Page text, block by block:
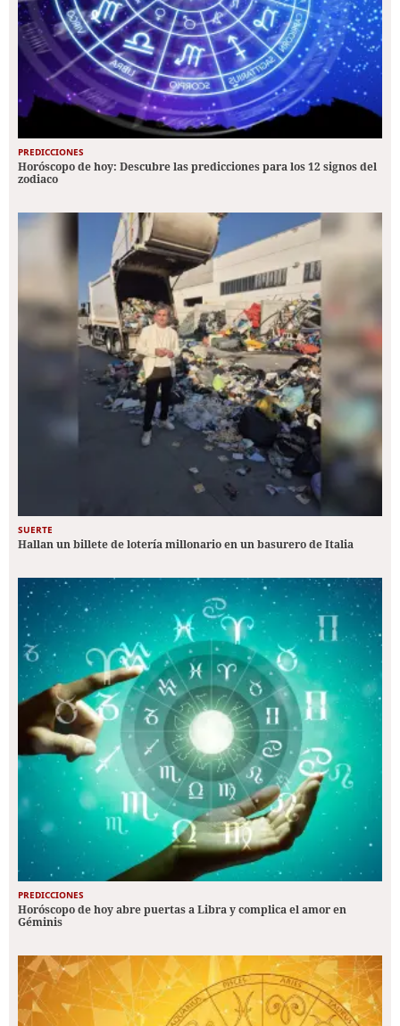
PREDICCIONES
Horóscopo de hoy: Descubre las predicciones para los 12 signos del
zodiaco
SUERTE
Hallan un billete de lotería millonario en un basurero de Italia
PREDICCIONES
Horóscopo de hoy abre puertas a Libra y complica el amor en
Géminis